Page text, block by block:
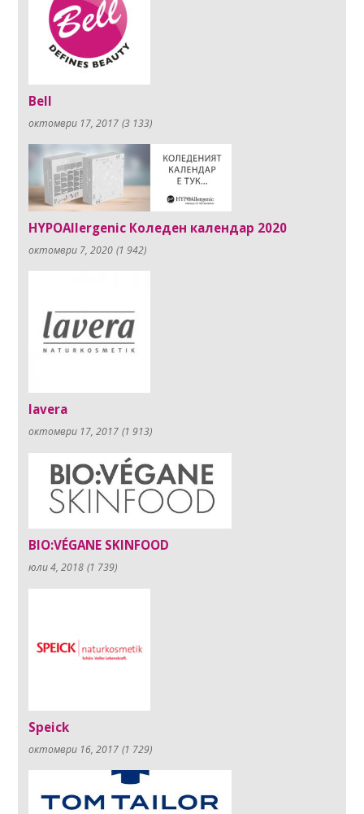
Bell
октомври 17, 2017 (3 133)
HYPOAllergenic Коледен календар 2020
октомври 7, 2020 (1 942)
lavera
октомври 17, 2017 (1 913)
BIO:VÉGANE SKINFOOD
юли 4, 2018 (1 739)
Speick
октомври 16, 2017 (1 729)